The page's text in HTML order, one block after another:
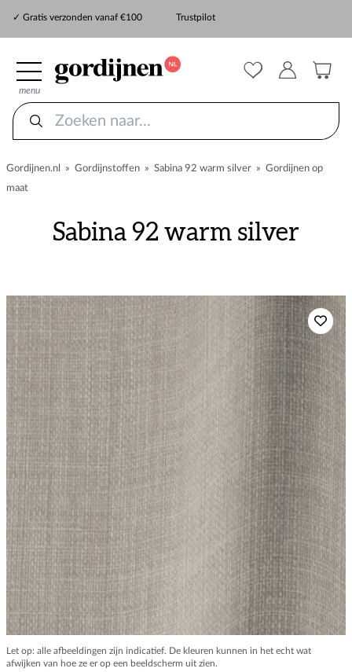
✓ Gratis verzonden vanaf €100
Trustpilot
menu
Gordijnen.nl » Gordijnstoffen » Sabina 92 warm silver » Gordijnen op
maat
Sabina 92 warm silver
Let op: alle afbeeldingen zijn indicatief. De kleuren kunnen in het echt wat
afwijken van hoe ze er op een beeldscherm uit zien.